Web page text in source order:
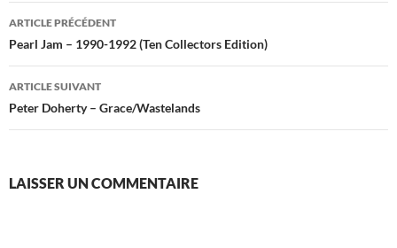
Navigation
des
articles
ARTICLE PRÉCÉDENT
Pearl Jam – 1990-1992 (Ten Collectors Edition)
ARTICLE SUIVANT
Peter Doherty – Grace/Wastelands
LAISSER UN COMMENTAIRE